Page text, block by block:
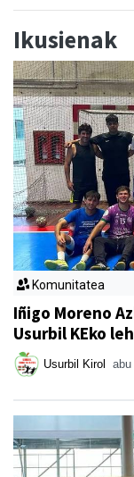
Ikusienak
Komunitatea
Iñigo Moreno
Usurbil KEko
Usurbil Kirol abu